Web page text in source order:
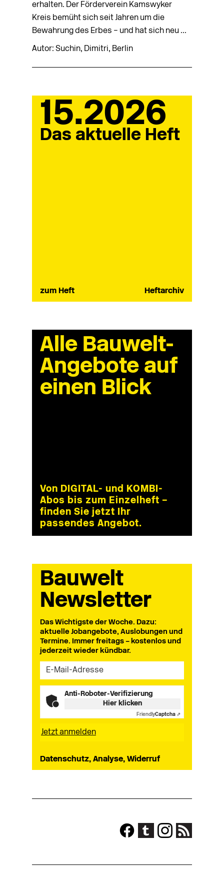
erhalten. Der Förderverein Kamswyker
Kreis bemüht sich seit Jahren um die
Bewahrung des Erbes – und hat sich neu ...
Autor: Suchin, Dimitri, Berlin
15.2026
Das aktuelle Heft
zum Heft Heftarchiv
Alle Bauwelt-
Angebote auf
einen Blick
Von DIGITAL- und KOMBI-
Abos bis zum Einzelheft –
finden Sie jetzt Ihr
passendes Angebot.
Bauwelt
Newsletter
Das Wichtigste der Woche. Dazu:
aktuelle Jobangebote, Auslobungen und
Termine. Immer freitags – kostenlos und
jederzeit wieder kündbar.
Anti-Roboter-Verifizierung
Hier klicken
FriendlyCaptcha ⇗
Datenschutz, Analyse, Widerruf